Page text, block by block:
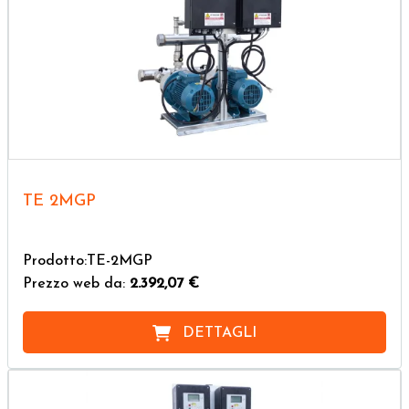
TE 2MGP
Prodotto:TE-2MGP
Prezzo web da: 2.392,07 €
DETTAGLI